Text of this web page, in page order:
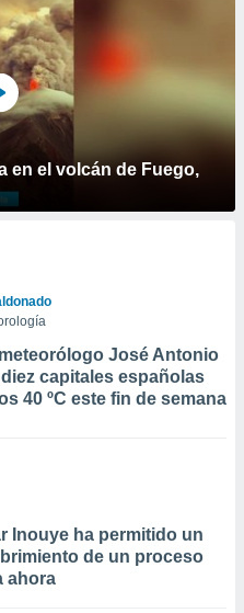
en el volcán de Fuego,
José Antonio
capitales españolas
40 ºC este fin de semana
Inouye ha permitido un
de un proceso
ahora